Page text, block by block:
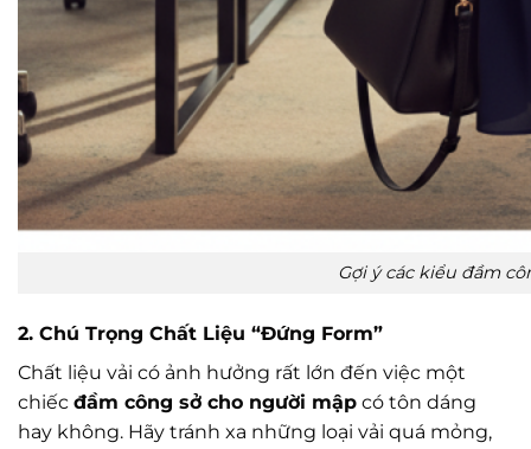
Gợi ý các kiểu đầm
2. Chú Trọng Chất Liệu “Đứng Form”
Chất liệu vải có ảnh hưởng rất lớn đến việc một
chiếc đầm công sở cho người mập có tôn dáng
hay không. Hãy tránh xa những loại vải quá mỏng,